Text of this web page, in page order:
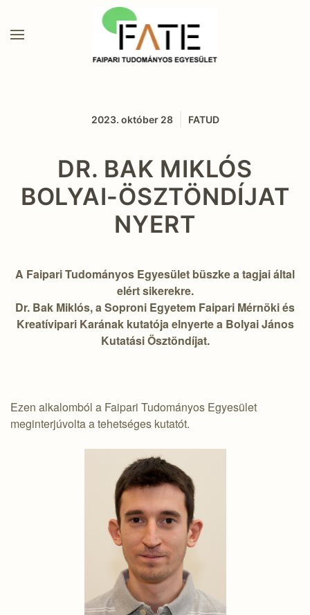
2023. október 28 FATUD
DR. BAK MIKLÓS
BOLYAI-ÖSZTÖNDÍJAT
NYERT
A Faipari Tudományos Egyesület büszke a tagjai által
elért sikerekre.
Dr. Bak Miklós, a Soproni Egyetem Faipari Mérnöki és
Kreatívipari Karának kutatója elnyerte a Bolyai János
Kutatási Ösztöndíjat.
Ezen alkalomból a Faipari Tudományos Egyesület
meginterjúvolta a tehetséges kutatót.